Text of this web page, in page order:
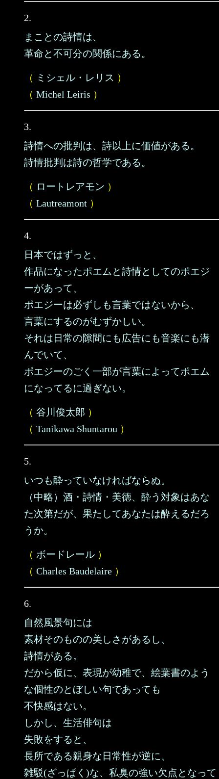
2.
まことの詩情は、
革命と不可分の関係にある。
（ ミシェル・レリス ）
（ Michel Leiris ）
3.
詩情への批判は、詩以上に価値がある。
詩情批判は詩の哲学である。
（ ロートレアモン ）
（ Lautreamont ）
4.
日本ではずっと、
作品になったポエムと詩情としてのポエジ
ーがあって、
ポエジーは必ずしも言葉ではないから、
言葉にするのがむずかしい。
それは日常の隙間にも広告にも音楽にも潜
んでいて、
ポエジーのごく一部が言葉によってポエム
になってるに過ぎない。
（ 谷川俊太郎 ）
（ Tanikawa Shuntarou ）
5.
いつも酔っていなければならぬ。
（中略）酒・詩情・美徳、酔う対象はあな
た次第だが、果たしてあなたは酔えるだろ
うか。
（ ボードレール ）
（ Charles Baudelaire ）
6.
自然風景句には
素材そのものの美しさがあるし、
詩情がある。
だから仮に、表現が幼稚で、絵葉書のよう
な個性のとぼしい句であっても
不快感はない。
しかし、生活俳句は
失敗をすると、
長所である親身な日常性が逆に、
雑駁(ざっぱく)な、私臭の強い欠点となって